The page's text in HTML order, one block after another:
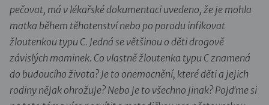
pečovat, má v lékařské dokumentaci uvedeno, že je mohla
matka během těhotenství nebo po porodu infikovat
žloutenkou typu C. Jedná se většinou o děti drogově
závislých maminek. Co vlastně žloutenka typu C znamená
do budoucího života? Je to onemocnění, které děti a jejich
rodiny nějak ohrožuje? Nebo je to všechno jinak? Pojďme si